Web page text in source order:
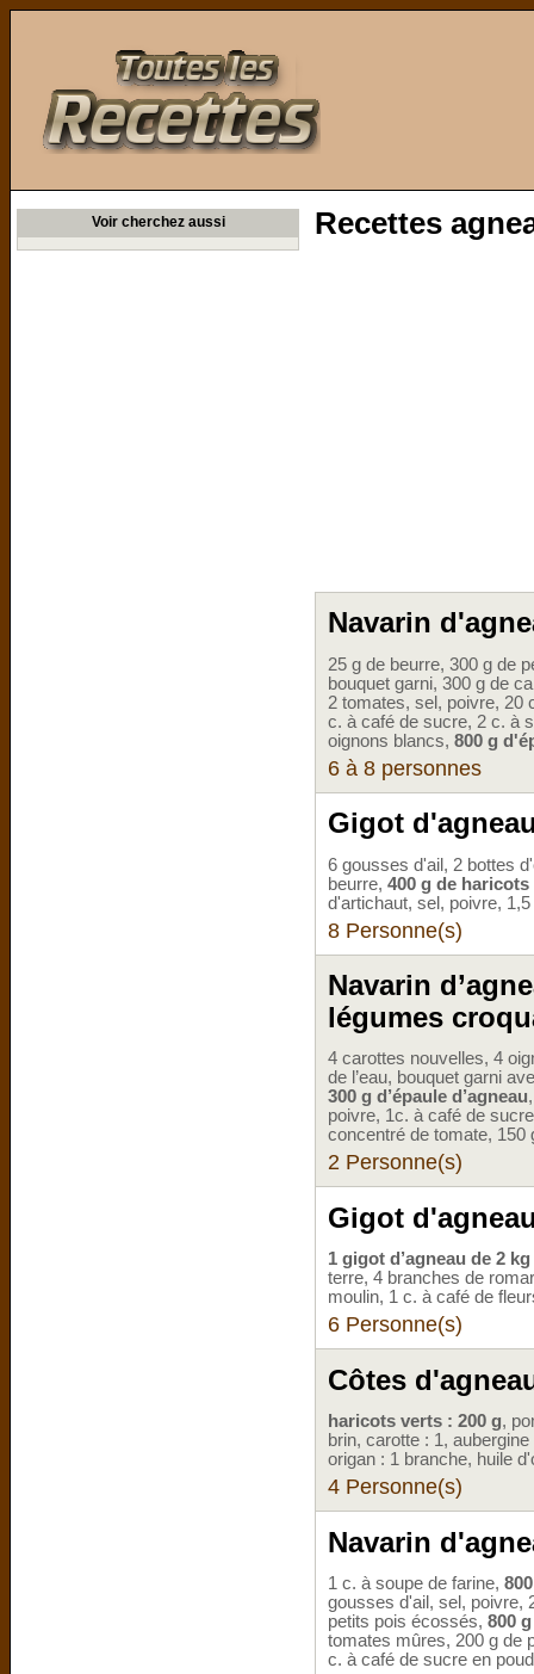
Voir cherchez aussi Recettes
Navarin
25 g de beurre, 300 g de
bouquet garni, 300 g de
2 tomates, sel, poivre, 20
c. à café de sucre, 2 c. à
oignons blancs, 800 g
6 à 8 personnes
Gigot
6 gousses d'ail, 2 bottes
beurre, 400 g de haricots
d'artichaut, sel, poivre,
8 Personne(s)
Navarin
légumes
4 carottes nouvelles, 4
de l’eau, bouquet garni
300 g d’épaule d’agneau
poivre, 1c. à café de
concentré de tomate, 150
2 Personne(s)
Gigot
1 gigot d’agneau de 2
terre, 4 branches de
moulin, 1 c. à café de
6 Personne(s)
Côtes
haricots verts : 200 g,
brin, carotte : 1,
origan : 1 branche, huile
4 Personne(s)
Navarin
1 c. à soupe de farine,
gousses d'ail, sel, poivre,
petits pois écossés, 800
tomates mûres, 200 g de
c. à café de sucre en